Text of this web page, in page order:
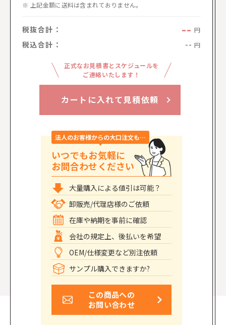
上記金額に送料は含まれておりません。
税抜合計： -- 円
税込合計： -- 円
正式なお見積書とスケジュールを
ご連絡いたします！
カートに入れて見積依頼
法人のお客様からの大口注文も…
いつでもお気軽に
お問合わせください
大量購入による値引は可能？
卸販売/代理店様のご依頼
在庫や納期を事前に確認
会社の規定上、後払いを希望
OEM/仕様変更など別注依頼
サンプル購入できますか?
この商品への
お問い合わせ